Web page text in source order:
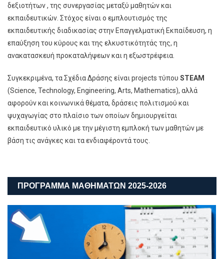
δεξιοτήτων , της συνεργασίας μεταξύ μαθητών και
εκπαιδευτικών. Στόχος είναι ο εμπλουτισμός της
εκπαιδευτικής διαδικασίας στην Επαγγελματική Εκπαίδευση, η
επαύξηση του κύρους και της ελκυστικότητάς της, η
ανακατασκευή προκαταλήψεων και η εξωστρέφεια.
Συγκεκριμένα, τα Σχέδια Δράσης είναι projects τύπου STEAM
(Science, Technology, Engineering, Arts, Μathematics), αλλά
αφορούν και κοινωνικά θέματα, δράσεις πολιτισμού και
ψυχαγωγίας στο πλαίσιο των οποίων δημιουργείται
εκπαιδευτικό υλικό με την μέγιστη εμπλοκή των μαθητών με
βάση τις ανάγκες και τα ενδιαφέροντά τους.
ΠΡΟΓΡΑΜΜΑ ΜΑΘΗΜΑΤΩΝ 2025-2026